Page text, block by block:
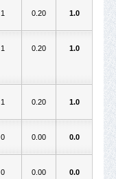
1 0.20 1.0
1 0.20 1.0
1 0.20 1.0
0 0.00 0.0
0 0.00 0.0